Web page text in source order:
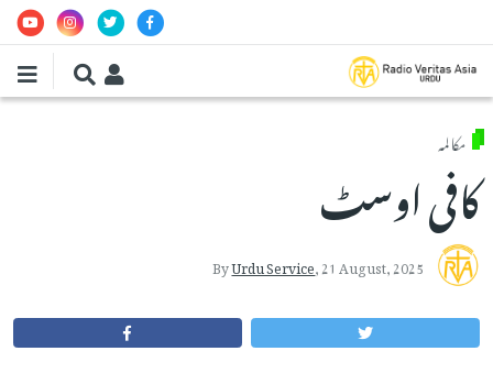
مکالمہ
کافی اوسٹ
ByUrdu Service,21 August, 2025